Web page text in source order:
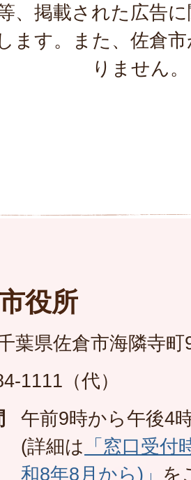
、掲載された広告
ます。また、佐倉
りません。
役所
葉県佐倉市海隣寺町
1111（代）
午前9時から午後4
(詳細は 「窓口受
和8年8月から)」 を